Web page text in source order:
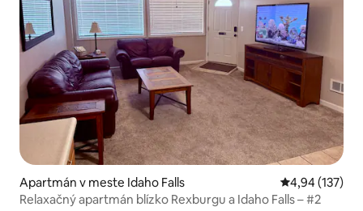
Apartmán v meste Idaho Falls Priemerné
4,94 (137)
Relaxačný apartmán blízko Rexburgu a Idaho Falls – #2